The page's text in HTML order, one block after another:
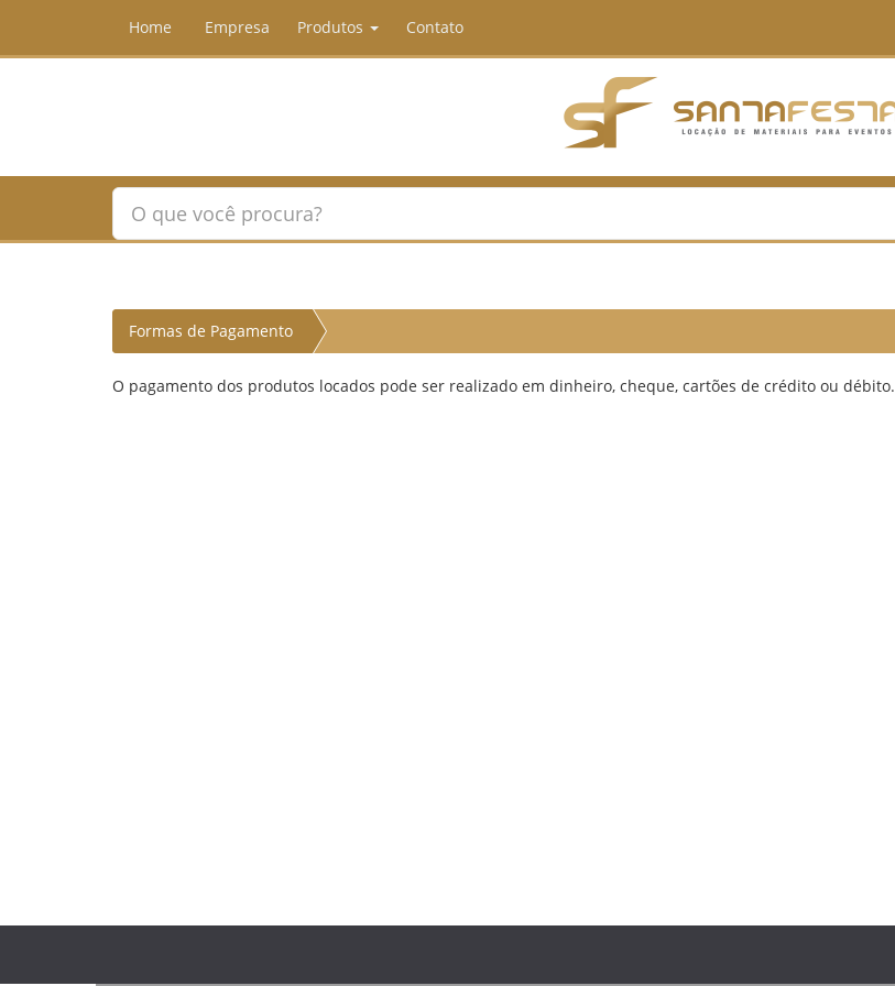
Home Empresa Produtos Contato
Formas de Pagamento
O pagamento dos produtos locados pode ser realizado em dinheiro, cheque, cartões de crédito ou débito.